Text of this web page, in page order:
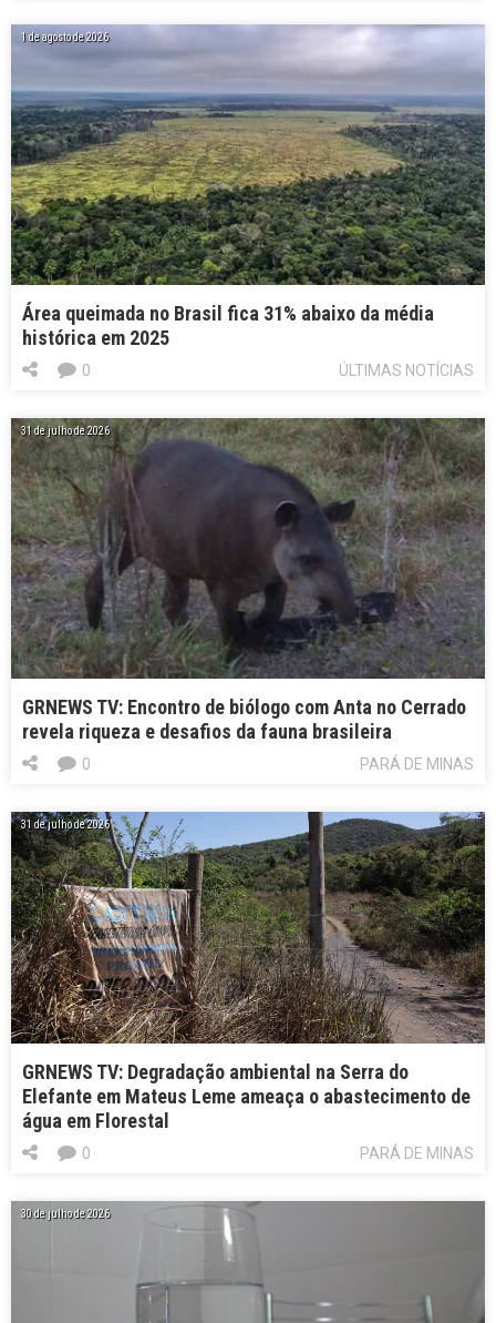
1 de agosto de 2026
Área queimada no Brasil fica 31% abaixo da média
histórica em 2025
ÚLTIMAS NOTÍCIAS
0
31 de julho de 2026
GRNEWS TV: Encontro de biólogo com Anta no Cerrado
revela riqueza e desafios da fauna brasileira
PARÁ DE MINAS
0
31 de julho de 2026
GRNEWS TV: Degradação ambiental na Serra do
Elefante em Mateus Leme ameaça o abastecimento de
água em Florestal
PARÁ DE MINAS
0
30 de julho de 2026